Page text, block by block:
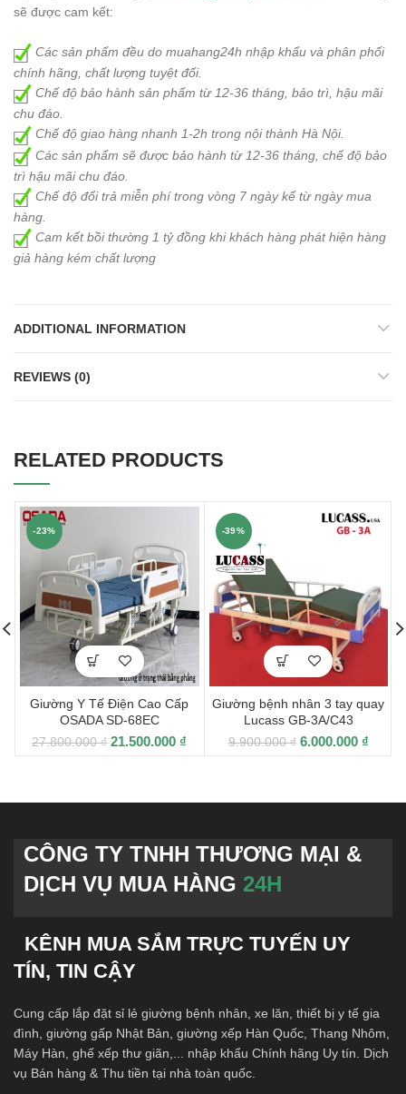
sẽ được cam kết:
Các sản phẩm đều do muahang24h nhập khẩu và phân phối
chính hãng, chất lượng tuyệt đối.
Chế độ bảo hành sản phẩm từ 12-36 tháng, bảo trì, hậu mãi
chu đáo.
Chế độ giao hàng nhanh 1-2h trong nội thành Hà Nội.
Các sản phẩm sẽ được bảo hành từ 12-36 tháng, chế độ bảo
trì hậu mãi chu đáo.
Chế độ đổi trả miễn phí trong vòng 7 ngày kể từ ngày mua
hàng.
Cam kết bồi thường 1 tỷ đồng khi khách hàng phát hiện hàng
giả hàng kém chất lượng
ADDITIONAL INFORMATION
REVIEWS (0)
RELATED PRODUCTS
-23%
Giường Y Tế Điện Cao Cấp
OSADA SD-68EC
27.800.000₫ 21.500.000 ₫
-39%
Giường bệnh nhân 3 tay quay
Lucass GB-3A/C43
9.900.000₫ 6.000.000 ₫
CÔNG TY TNHH THƯƠNG MẠI &
DỊCH VỤ MUA HÀNG 24H
KÊNH MUA SẮM TRỰC TUYẾN UY
TÍN, TIN CẬY
Cung cấp lắp đặt sỉ lẻ giường bệnh nhân, xe lăn, thiết bị y tế gia
đình, giường gấp Nhật Bản, giường xếp Hàn Quốc, Thang Nhôm,
Máy Hàn, ghế xếp thư giãn,... nhập khẩu Chính hãng Uy tín. Dịch
vụ Bán hàng & Thu tiền tại nhà toàn quốc.